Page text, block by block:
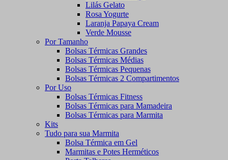
Lilás Gelato
Rosa Yogurte
Laranja Papaya Cream
Verde Mousse
Por Tamanho
Bolsas Térmicas Grandes
Bolsas Térmicas Médias
Bolsas Térmicas Pequenas
Bolsas Térmicas 2 Compartimentos
Por Uso
Bolsas Térmicas Fitness
Bolsas Térmicas para Mamadeira
Bolsas Térmicas para Marmita
Kits
Tudo para sua Marmita
Bolsa Térmica em Gel
Marmitas e Potes Herméticos